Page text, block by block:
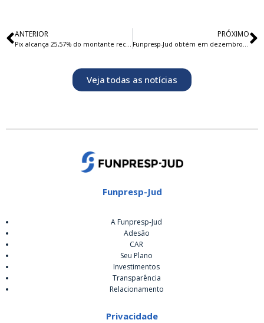
ANTERIOR
Pix alcança 25,57% do montante recebido em contribuições facultativas pela Funpresp-Jud e ultrapassa R$ 400 mil
PRÓXIMO
Funpresp-Jud obtém em dezembro o melhor resultado nominal mensal desde o início do Plano de Benefícios
Veja todas as notícias
Funpresp-Jud
A Funpresp-Jud
Adesão
CAR
Seu Plano
Investimentos
Transparência
Relacionamento
Privacidade